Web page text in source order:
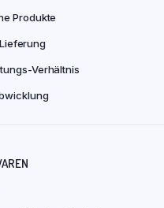
Produkte
Verhältnis